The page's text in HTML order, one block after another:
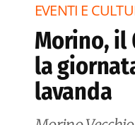
EVENTI E
Morino, il
la
lavanda